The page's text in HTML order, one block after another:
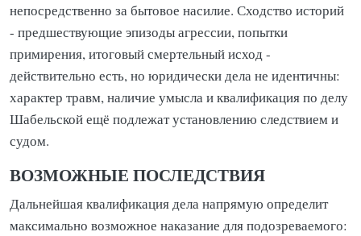
непосредственно за бытовое насилие. Сходство историй
- предшествующие эпизоды агрессии, попытки
примирения, итоговый смертельный исход -
действительно есть, но юридически дела не идентичны:
характер травм, наличие умысла и квалификация по делу
Шабельской ещё подлежат установлению следствием и
судом.
ВОЗМОЖНЫЕ ПОСЛЕДСТВИЯ
Дальнейшая квалификация дела напрямую определит
максимально возможное наказание для подозреваемого: